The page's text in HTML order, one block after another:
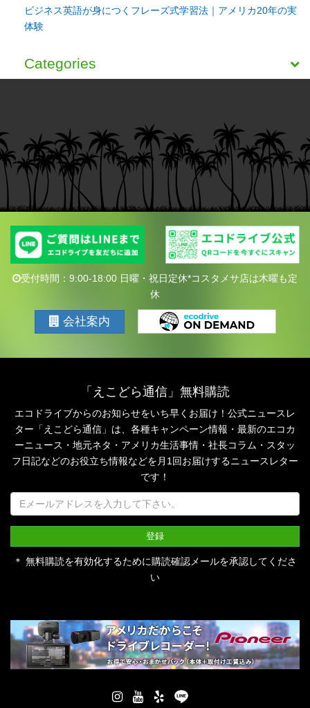
ビジネス英語が身につくフレーズ式学習法｜アメリカ20年の実
体験
Categories
受付時間：9:00-18:00 日曜・祝日定休*コスタメサ店は木曜も定
休
会社案内
「えこどら通信」無料購読
エコドライブからのお知らせをいち早くお届け！公式ニュースレ
ター「えこどら通信」は、 各種キャンペーン情報・最新のエコカ
ーニュース・地元ネタ・アメリカ生活事情・社長コラム・ スタッ
フ日記などのお役立ち情報などを月1回お届けするニュースレター
です！
＊ 無料購読を有効化するために購読確認メールを承認してくださ
い